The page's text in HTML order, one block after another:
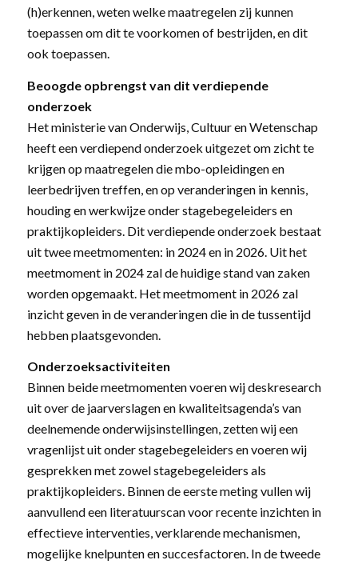
(h)erkennen, weten welke maatregelen zij kunnen
toepassen om dit te voorkomen of bestrijden, en dit
ook toepassen.
Beoogde opbrengst van dit verdiepende
onderzoek
Het ministerie van Onderwijs, Cultuur en Wetenschap
heeft een verdiepend onderzoek uitgezet om zicht te
krijgen op maatregelen die mbo-opleidingen en
leerbedrijven treffen, en op veranderingen in kennis,
houding en werkwijze onder stagebegeleiders en
praktijkopleiders. Dit verdiepende onderzoek bestaat
uit twee meetmomenten: in 2024 en in 2026. Uit het
meetmoment in 2024 zal de huidige stand van zaken
worden opgemaakt. Het meetmoment in 2026 zal
inzicht geven in de veranderingen die in de tussentijd
hebben plaatsgevonden.
Onderzoeksactiviteiten
Binnen beide meetmomenten voeren wij deskresearch
uit over de jaarverslagen en kwaliteitsagenda’s van
deelnemende onderwijsinstellingen, zetten wij een
vragenlijst uit onder stagebegeleiders en voeren wij
gesprekken met zowel stagebegeleiders als
praktijkopleiders. Binnen de eerste meting vullen wij
aanvullend een literatuurscan voor recente inzichten in
effectieve interventies, verklarende mechanismen,
mogelijke knelpunten en succesfactoren. In de tweede